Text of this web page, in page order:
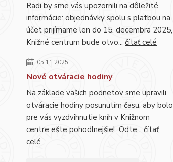
Radi by sme vás upozornili na dôležité
informácie: objednávky spolu s platbou na
účet prijímame len do 15. decembra 2025,
Knižné centrum bude otvo... čítať celé
05.11.2025
Nové otváracie hodiny
Na základe vašich podnetov sme upravili
otváracie hodiny posunutím času, aby bolo
pre vás vyzdvihnutie kníh v Knižnom
centre ešte pohodlnejšie! Odte... čítať
celé